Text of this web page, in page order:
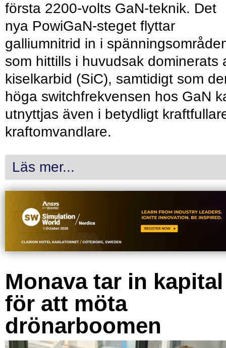
första 2200-volts GaN-teknik. Det
nya PowiGaN-steget flyttar
galliumnitrid in i
som hittills i huvudsak dominerats
kiselkarbid (SiC), samtidigt som
höga switchfrekvensen hos GaN
utnyttjas även i betydligt
kraftomvandlare.
Läs mer...
Monava tar in kapital
för att möta
drönarboomen